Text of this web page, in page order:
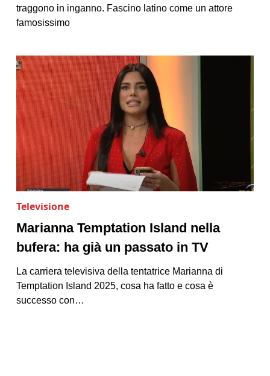
traggono in inganno. Fascino latino come un attore
famosissimo
Televisione
Marianna Temptation Island nella
bufera: ha già un passato in TV
La carriera televisiva della tentatrice Marianna di
Temptation Island 2025, cosa ha fatto e cosa è
successo con…